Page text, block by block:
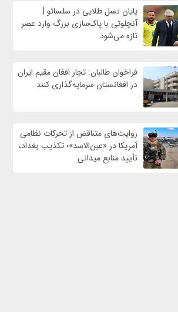
پایان نسل طلایی در سلسائو |
آنچلوتی با پاک‌سازی بزرگ وارد عصر
تازه می‌شود
فراخوان طالبان: تجار افغان مقیم ایران
در افغانستان سرمایه‌گذاری کنند
روایت‌های متناقض از تحرکات نظامی
آمریکا در «عین‌الاسد»؛ تکذیب بغداد،
تأیید منابع میدانی